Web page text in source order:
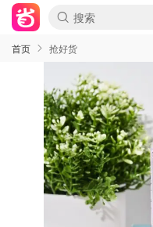
首页 抢好货